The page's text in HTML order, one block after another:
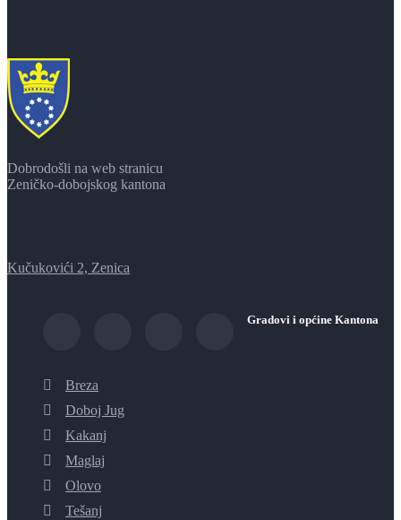
Dobrodošli na web stranicu
Zeničko-dobojskog kantona
Kučukovići 2, Zenica
Gradovi i općine Kantona
Breza
Doboj Jug
Kakanj
Maglaj
Olovo
Tešanj